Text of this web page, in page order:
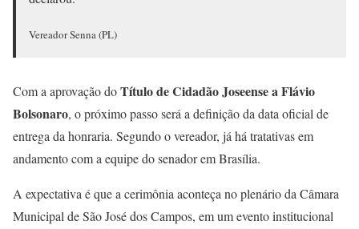
Vereador Senna (PL)
Com a aprovação doTítulo de Cidadão Joseense a Flávio
Bolsonaro, o próximo passo será a definição da data oficial de
entrega da honraria. Segundo o vereador, já há tratativas em
andamento com a equipe do senador em Brasília.
A expectativa é que a cerimônia aconteça no plenário da Câmara
Municipal de São José dos Campos, em um evento institucional